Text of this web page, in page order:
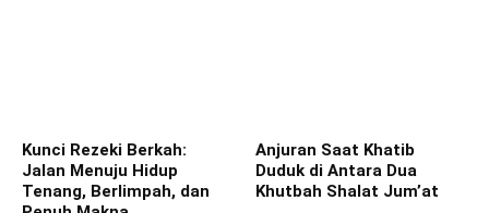
Kunci Rezeki Berkah:
Jalan Menuju Hidup
Tenang, Berlimpah, dan
Anjuran Saat Khatib
Duduk di Antara Dua
Khutbah Shalat Jum’at